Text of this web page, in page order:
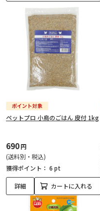
ペットプロ 小鳥のごはん 皮付 1kg
690円
(送料別・税込)
獲得ポイント： 6 pt
詳細 カートに入れる